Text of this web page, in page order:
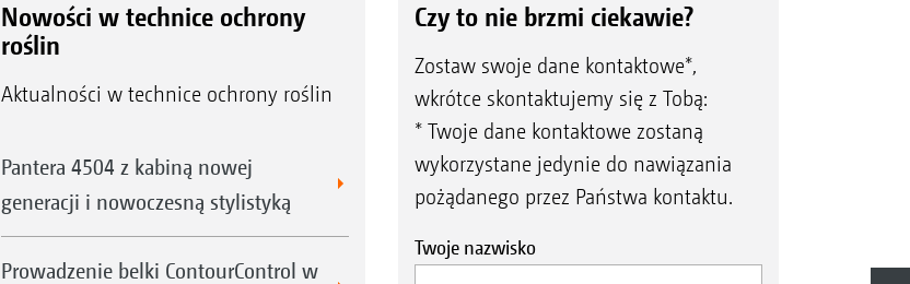
Nowości w technice ochrony
roślin
Aktualności w technice ochrony roślin
Pantera 4504 z kabiną nowej
generacji i nowoczesną stylistyką
Prowadzenie belki ContourControl w
Czy to nie brzmi ciekawie?
Zostaw swoje dane kontaktowe*,
wkrótce skontaktujemy się z Tobą:
* Twoje dane kontaktowe zostaną
wykorzystane jedynie do nawiązania
pożądanego przez Państwa kontaktu.
Twoje nazwisko